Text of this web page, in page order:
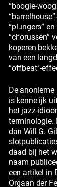
“boogie-
“plungers” en
“chorussen”
koperen
van een
“offbeat”-
De
is kennelijk
het jazz-
terminologie.
dan Will G.
daad bij het
naam
een artikel in
Orgaan der